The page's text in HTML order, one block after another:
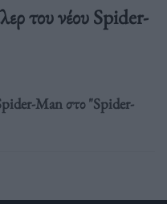
του νέου Spider-
Man στο "Spider-